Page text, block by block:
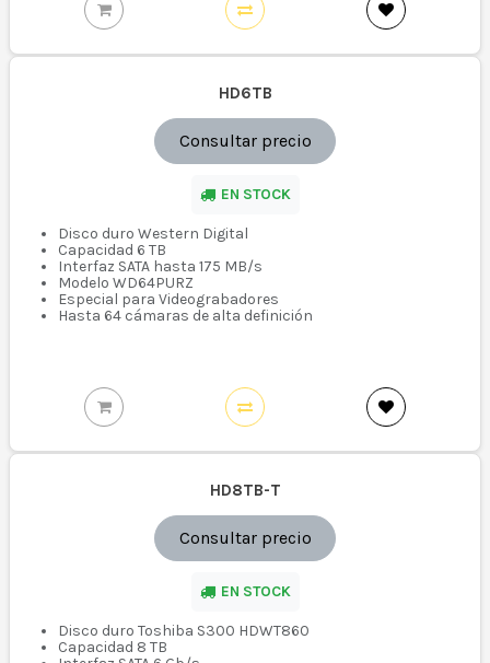
HD6TB
Consultar precio
EN STOCK
Disco duro Western Digital
Capacidad 6 TB
Interfaz SATA hasta 175 MB/s
Modelo WD64PURZ
Especial para Videograbadores
Hasta 64 cámaras de alta definición
HD8TB-T
Consultar precio
EN STOCK
Disco duro Toshiba S300 HDWT860
Capacidad 8 TB